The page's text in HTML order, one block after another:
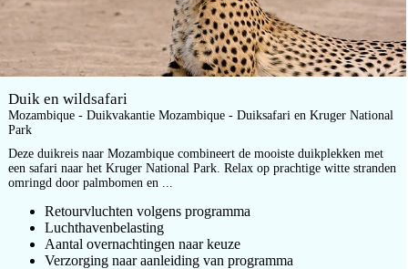
Duik en wildsafari
Mozambique - Duikvakantie Mozambique - Duiksafari en Kruger National
Park
Deze duikreis naar Mozambique combineert de mooiste duikplekken met
een safari naar het Kruger National Park. Relax op prachtige witte stranden
omringd door palmbomen en ...
Retourvluchten volgens programma
Luchthavenbelasting
Aantal overnachtingen naar keuze
Verzorging naar aanleiding van programma